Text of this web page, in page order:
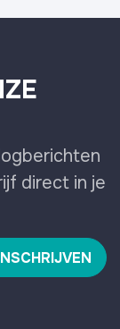
direct in je